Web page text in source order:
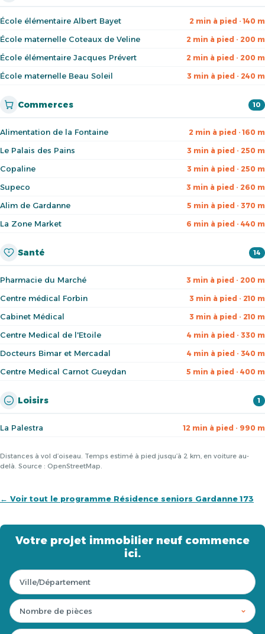
École élémentaire Albert Bayet 2 min à pied · 140 m
École maternelle Coteaux de Veline 2 min à pied · 200 m
École élémentaire Jacques Prévert 2 min à pied · 200 m
École maternelle Beau Soleil 3 min à pied · 240 m
Commerces 10
Alimentation de la Fontaine 2 min à pied · 160 m
Le Palais des Pains 3 min à pied · 250 m
Copaline 3 min à pied · 250 m
Supeco 3 min à pied · 260 m
Alim de Gardanne 5 min à pied · 370 m
La Zone Market 6 min à pied · 440 m
Santé 14
Pharmacie du Marché 3 min à pied · 200 m
Centre médical Forbin 3 min à pied · 210 m
Cabinet Médical 3 min à pied · 210 m
Centre Medical de l'Etoile 4 min à pied · 330 m
Docteurs Bimar et Mercadal 4 min à pied · 340 m
Centre Medical Carnot Gueydan 5 min à pied · 400 m
Loisirs 1
La Palestra 12 min à pied · 990 m
Distances à vol d’oiseau. Temps estimé à pied jusqu’à 2 km, en voiture au-
delà. Source : OpenStreetMap.
← Voir tout le programme Résidence seniors Gardanne 173
Votre projet immobilier neuf commence
ici.